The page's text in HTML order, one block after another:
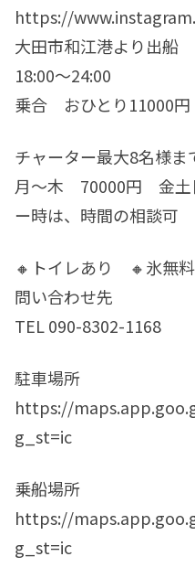
https://
大田市和江港より出船
18:00〜24:00
乗合 おひとり11000
チャーター最大8名様ま
月〜木 70000円 金
ー時は、時間の相談可
🔸トイレあり 🔸氷無
問い合わせ先
TEL 090-8302-1168
駐車場所
https://
g_st=ic
乗船場所
https://
g_st=ic